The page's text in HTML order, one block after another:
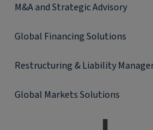
M&A and Strategic Advisory
Global Financing Solutions
Restructuring & Liability
Global Markets Solutions